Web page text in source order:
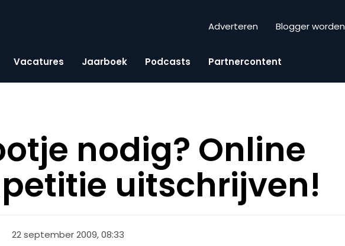
Adverteren Blogger worden
Vacatures Jaarboek Podcasts Partnercontent
nodig? Online
uitschrijven!
22 september 2009, 08:33